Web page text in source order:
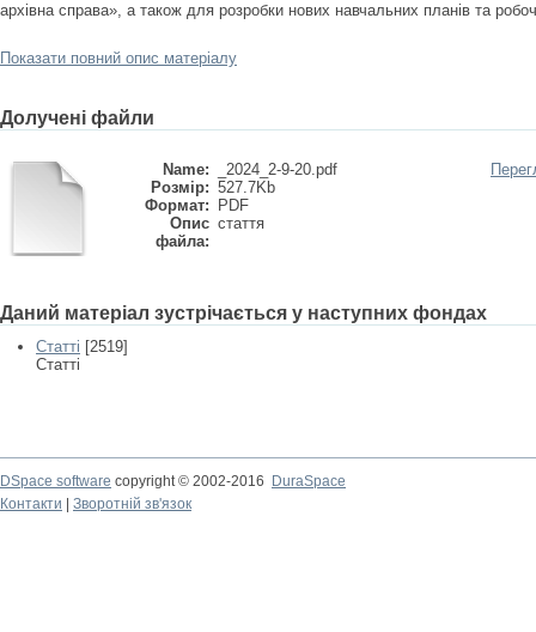
архівна справа», а також для розробки нових навчальних планів та
Показати повний опис матеріалу
Долучені файли
Name:
_2024_2-9-20.pdf
Розмір: 527.7Kb
Формат:
PDF
Опис
файла:
стаття
Даний матеріал зустрічається у наступних фондах
Статті [2519]
Статті
DSpace software copyright © 2002-2016
DuraSpace
Контакти
Зворотній зв'язок